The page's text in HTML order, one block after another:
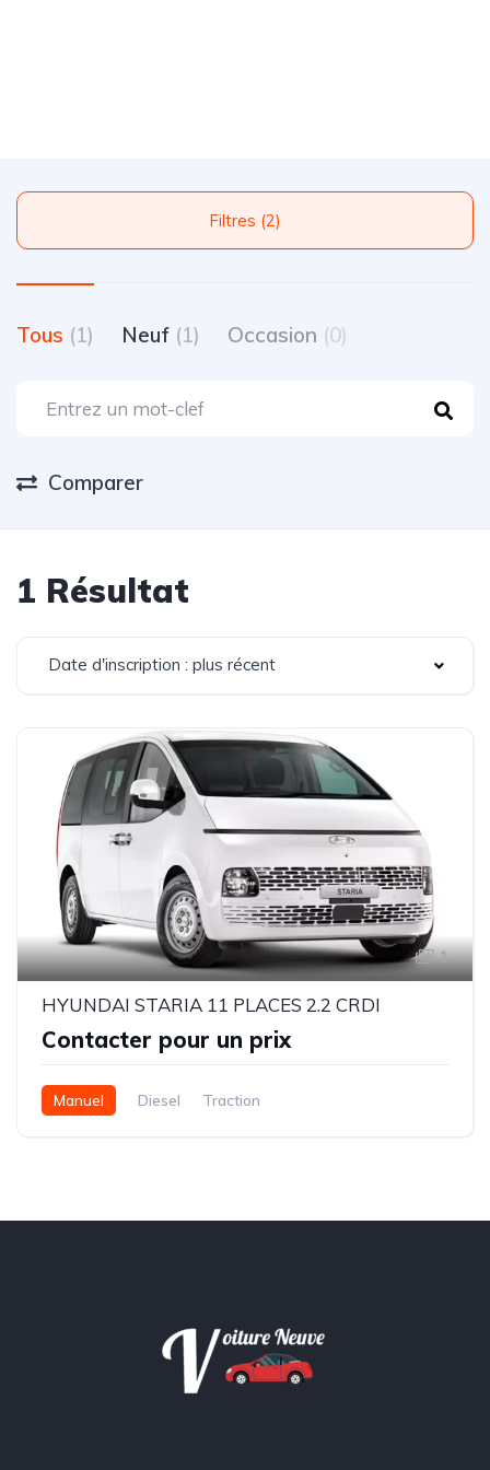
Filtres (2)
Tous (1) Neuf (1) Occasion (0)
Comparer
1 Résultat
Date d'inscription : plus récent
1
HYUNDAI STARIA 11 PLACES 2.2 CRDI
Contacter pour un prix
Manuel Diesel Traction